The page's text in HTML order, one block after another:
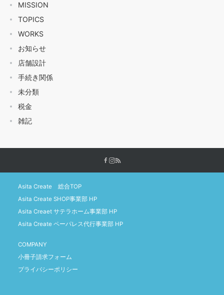
MISSION
TOPICS
WORKS
お知らせ
店舗設計
手続き関係
未分類
税金
雑記
Asita Create 総合TOP
Asita Create SHOP事業部 HP
Asita Creaet サテラホーム事業部 HP
Asita Create ペーパレス代行事業部 HP
COMPANY
小冊子請求フォーム
プライバシーポリシー